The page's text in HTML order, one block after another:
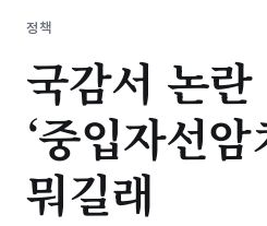
정책
국감서 논란
‘중입자선암
뭐길래